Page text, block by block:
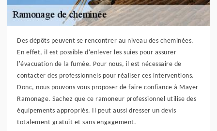
Des dépôts peuvent se rencontrer au niveau des cheminées.
En effet, il est possible d'enlever les suies pour assurer
l'évacuation de la fumée. Pour nous, il est nécessaire de
contacter des professionnels pour réaliser ces interventions.
Donc, nous pouvons vous proposer de faire confiance à Mayer
Ramonage. Sachez que ce ramoneur professionnel utilise des
équipements appropriés. Il peut aussi dresser un devis
totalement gratuit et sans engagement.